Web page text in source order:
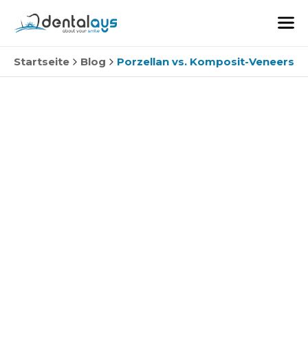
Startseite Blog Porzellan vs. Komposit-Veneers